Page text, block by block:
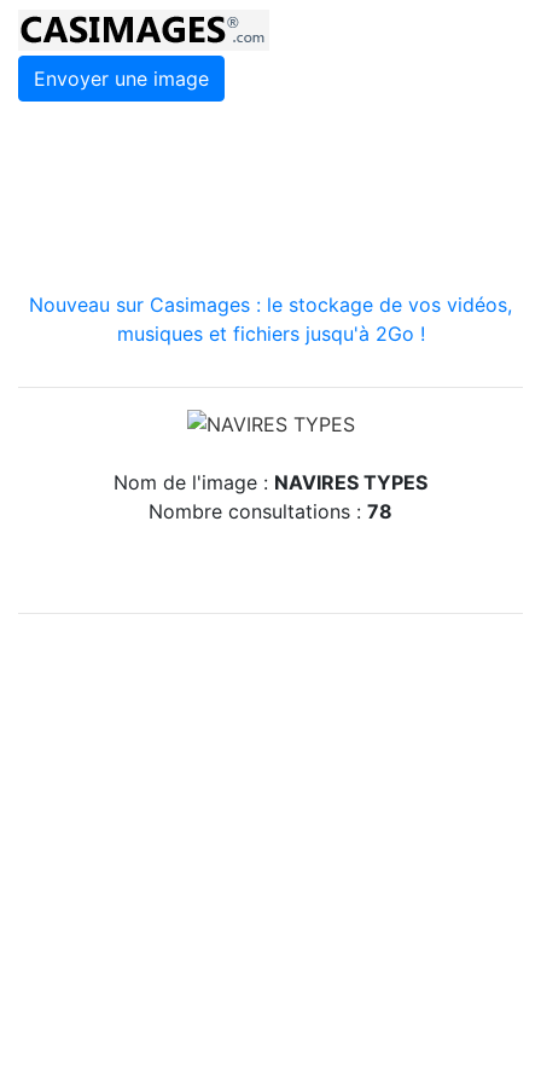
Envoyer une image
Nouveau sur Casimages : le stockage de vos vidéos,
musiques et fichiers jusqu'à 2Go !
Nom de l'image : NAVIRES TYPES
Nombre consultations : 78